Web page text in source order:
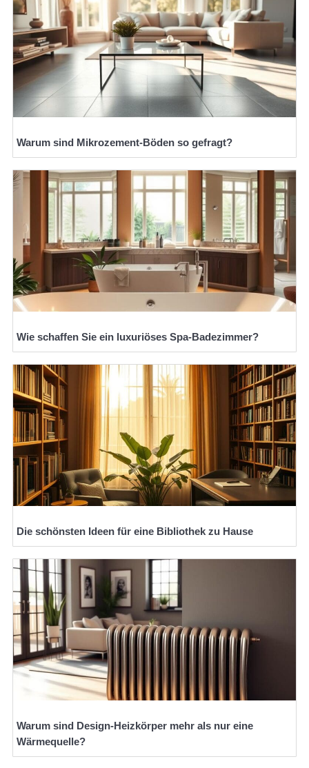
Warum sind Mikrozement-Böden so gefragt?
Wie schaffen Sie ein luxuriöses Spa-Badezimmer?
Die schönsten Ideen für eine Bibliothek zu Hause
Warum sind Design-Heizkörper mehr als nur eine
Wärmequelle?